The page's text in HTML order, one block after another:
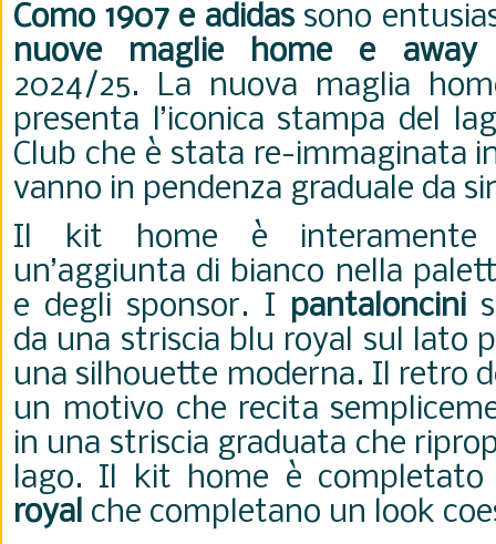
Como 1907 e adidassono
nuove maglie home e away
2024/25. La nuova maglia
presenta l’iconica stampa del
Club che è stata re-immaginata
vanno in pendenza graduale da
Il kit home è
un’aggiunta di bianco nella
e degli sponsor. I pantaloncini
da una striscia blu royal sul lato
una silhouette moderna. Il retro
un motivo che recita
in una striscia graduata che
lago. Il kit home è
royal che completano un look